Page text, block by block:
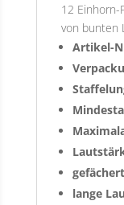
12 Einhorn-
von bunten
Artikel-
lange